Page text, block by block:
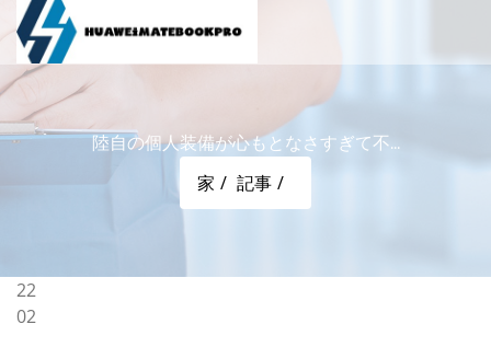
陸自の個人装備が心もとなさすぎて不...
家 記事
22
02